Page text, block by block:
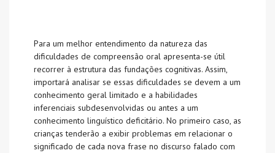
Para um melhor entendimento da natureza das
dificuldades de compreensão oral apresenta-se útil
recorrer à estrutura das fundações cognitivas. Assim,
importará analisar se essas dificuldades se devem a um
conhecimento geral limitado e a habilidades
inferenciais subdesenvolvidas ou antes a um
conhecimento linguístico deficitário. No primeiro caso, as
crianças tenderão a exibir problemas em relacionar o
significado de cada nova frase no discurso falado com